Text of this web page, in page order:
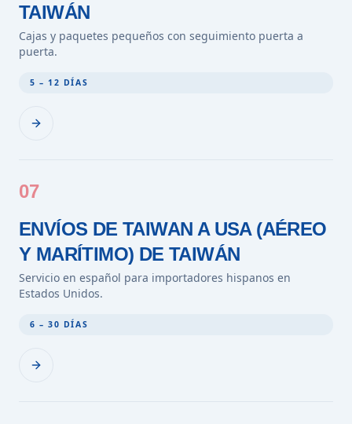
TAIWÁN
Cajas y paquetes pequeños con seguimiento puerta a
puerta.
5 – 12 DÍAS
07
ENVÍOS DE TAIWAN A USA (AÉREO
Y MARÍTIMO) DE TAIWÁN
Servicio en español para importadores hispanos en
Estados Unidos.
6 – 30 DÍAS